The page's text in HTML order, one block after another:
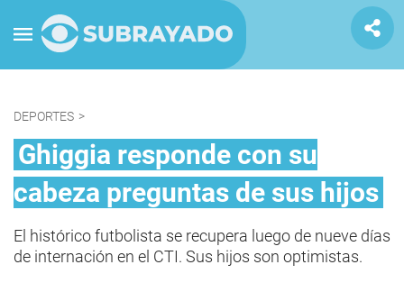
DEPORTES >
Ghiggia responde con su
cabeza preguntas de sus hijos
El histórico futbolista se recupera luego de nueve días
de internación en el CTI. Sus hijos son optimistas.